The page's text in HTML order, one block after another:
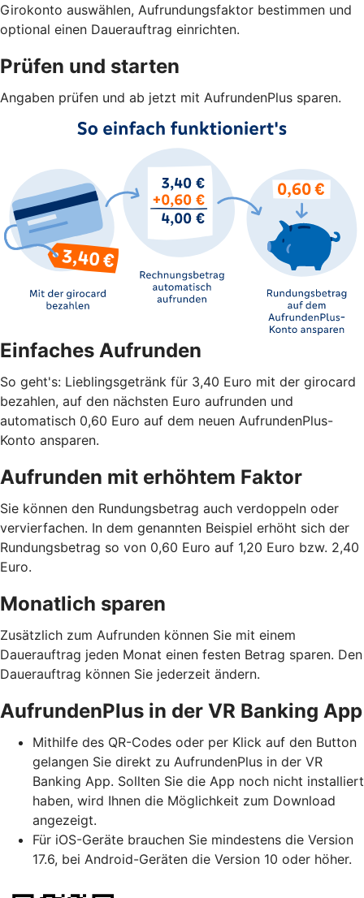
Girokonto auswählen, Aufrundungsfaktor bestimmen und
optional einen Dauerauftrag einrichten.
Prüfen und starten
Angaben prüfen und ab jetzt mit AufrundenPlus sparen.
Einfaches Aufrunden
So geht's: Lieblingsgetränk für 3,40 Euro mit der girocard
bezahlen, auf den nächsten Euro aufrunden und
automatisch 0,60 Euro auf dem neuen AufrundenPlus-
Konto ansparen.
Aufrunden mit erhöhtem Faktor
Sie können den Rundungsbetrag auch verdoppeln oder
vervierfachen. In dem genannten Beispiel erhöht sich der
Rundungsbetrag so von 0,60 Euro auf 1,20 Euro bzw. 2,40
Euro.
Monatlich sparen
Zusätzlich zum Aufrunden können Sie mit einem
Dauerauftrag jeden Monat einen festen Betrag sparen. Den
Dauerauftrag können Sie jederzeit ändern.
AufrundenPlus in der VR Banking App
Mithilfe des QR-Codes oder per Klick auf den Button
gelangen Sie direkt zu AufrundenPlus in der VR
Banking App. Sollten Sie die App noch nicht installiert
haben, wird Ihnen die Möglichkeit zum Download
angezeigt.
Für iOS-Geräte brauchen Sie mindestens die Version
17.6, bei Android-Geräten die Version 10 oder höher.